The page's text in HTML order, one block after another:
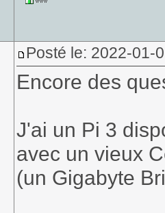
Posté le: 2022-01-
Encore des
J'ai un Pi 3
avec un vieux
(un Gigabyte